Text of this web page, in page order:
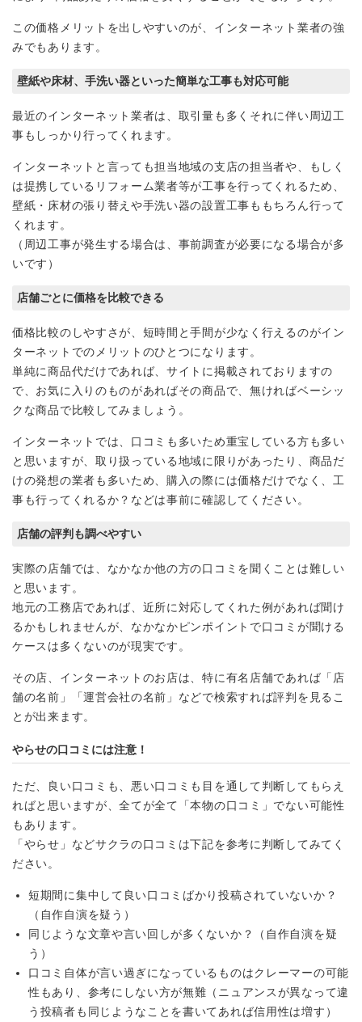
この価格メリットを出しやすいのが、インターネット業者の強
みでもあります。
壁紙や床材、手洗い器といった簡単な工事も対応可能
最近のインターネット業者は、取引量も多くそれに伴い周辺工
事もしっかり行ってくれます。
インターネットと言っても担当地域の支店の担当者や、もしく
は提携しているリフォーム業者等が工事を行ってくれるため、
壁紙・床材の張り替えや手洗い器の設置工事ももちろん行って
くれます。
（周辺工事が発生する場合は、事前調査が必要になる場合が多
いです）
店舗ごとに価格を比較できる
価格比較のしやすさが、短時間と手間が少なく行えるのがイン
ターネットでのメリットのひとつになります。
単純に商品代だけであれば、サイトに掲載されておりますの
で、お気に入りのものがあればその商品で、無ければベーシッ
クな商品で比較してみましょう。
インターネットでは、口コミも多いため重宝している方も多い
と思いますが、取り扱っている地域に限りがあったり、商品だ
けの発想の業者も多いため、購入の際には価格だけでなく、工
事も行ってくれるか？などは事前に確認してください。
店舗の評判も調べやすい
実際の店舗では、なかなか他の方の口コミを聞くことは難しい
と思います。
地元の工務店であれば、近所に対応してくれた例があれば聞け
るかもしれませんが、なかなかピンポイントで口コミが聞ける
ケースは多くないのが現実です。
その店、インターネットのお店は、特に有名店舗であれば「店
舗の名前」「運営会社の名前」などで検索すれば評判を見るこ
とが出来ます。
やらせの口コミには注意！
ただ、良い口コミも、悪い口コミも目を通して判断してもらえ
ればと思いますが、全てが全て「本物の口コミ」でない可能性
もあります。
「やらせ」などサクラの口コミは下記を参考に判断してみてく
ださい。
短期間に集中して良い口コミばかり投稿されていないか？
（自作自演を疑う）
同じような文章や言い回しが多くないか？（自作自演を疑
う）
口コミ自体が言い過ぎになっているものはクレーマーの可能
性もあり、参考にしない方が無難（ニュアンスが異なって違
う投稿者も同じようなことを書いてあれば信用性は増す）